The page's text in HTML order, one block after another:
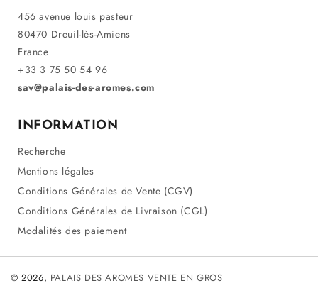
456 avenue louis pasteur
80470 Dreuil-lès-Amiens
France
+33 3 75 50 54 96
sav@palais-des-aromes.com
INFORMATION
Recherche
Mentions légales
Conditions Générales de Vente (CGV)
Conditions Générales de Livraison (CGL)
Modalités des paiement
© 2026, PALAIS DES AROMES VENTE EN GROS